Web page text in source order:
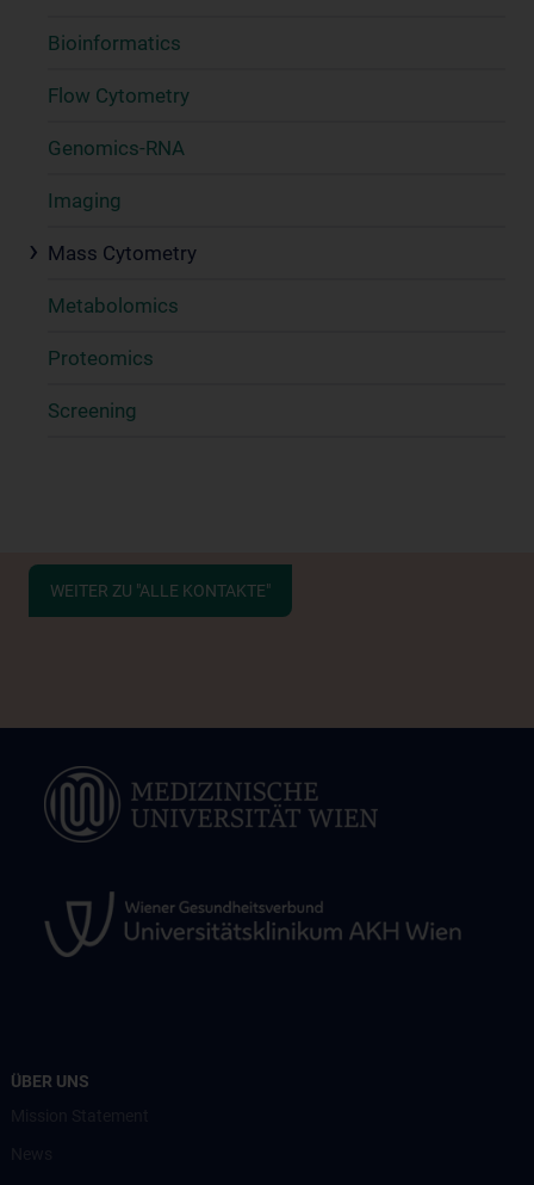
Bioinformatics
Flow Cytometry
Genomics-RNA
Imaging
Mass Cytometry
Metabolomics
Proteomics
Screening
WEITER ZU "ALLE KONTAKTE"
ÜBER UNS